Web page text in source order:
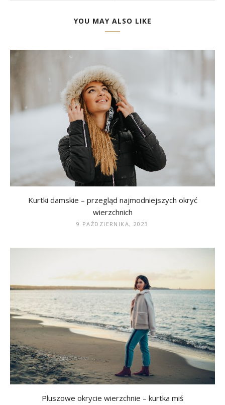
YOU MAY ALSO LIKE
Kurtki damskie – przegląd najmodniejszych okryć
wierzchnich
9 PAŹDZIERNIKA, 2023
Pluszowe okrycie wierzchnie – kurtka miś